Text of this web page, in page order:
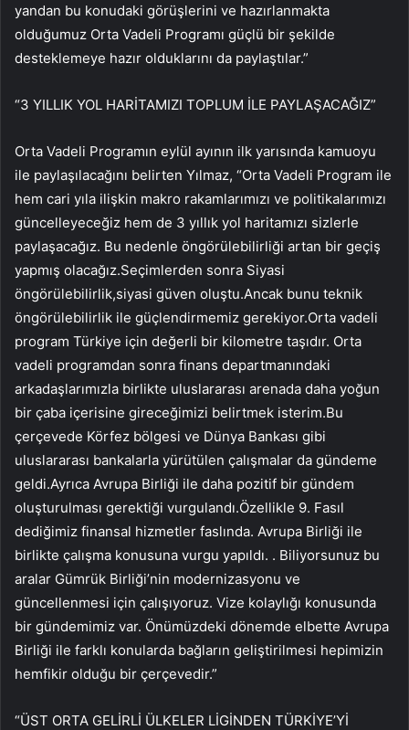
yandan bu konudaki görüşlerini ve hazırlanmakta
olduğumuz Orta Vadeli Programı güçlü bir şekilde
desteklemeye hazır olduklarını da paylaştılar.”
“3 YILLIK YOL HARİTAMIZI TOPLUM İLE PAYLAŞACAĞIZ”
Orta Vadeli Programın eylül ayının ilk yarısında kamuoyu
ile paylaşılacağını belirten Yılmaz, “Orta Vadeli Program ile
hem cari yıla ilişkin makro rakamlarımızı ve politikalarımızı
güncelleyeceğiz hem de 3 yıllık yol haritamızı sizlerle
paylaşacağız. Bu nedenle öngörülebilirliği artan bir geçiş
yapmış olacağız.Seçimlerden sonra Siyasi
öngörülebilirlik,siyasi güven oluştu.Ancak bunu teknik
öngörülebilirlik ile güçlendirmemiz gerekiyor.Orta vadeli
program Türkiye için değerli bir kilometre taşıdır. Orta
vadeli programdan sonra finans departmanındaki
arkadaşlarımızla birlikte uluslararası arenada daha yoğun
bir çaba içerisine gireceğimizi belirtmek isterim.Bu
çerçevede Körfez bölgesi ve Dünya Bankası gibi
uluslararası bankalarla yürütülen çalışmalar da gündeme
geldi.Ayrıca Avrupa Birliği ile daha pozitif bir gündem
oluşturulması gerektiği vurgulandı.Özellikle 9. Fasıl
dediğimiz finansal hizmetler faslında. Avrupa Birliği ile
birlikte çalışma konusuna vurgu yapıldı. . Biliyorsunuz bu
aralar Gümrük Birliği’nin modernizasyonu ve
güncellenmesi için çalışıyoruz. Vize kolaylığı konusunda
bir gündemimiz var. Önümüzdeki dönemde elbette Avrupa
Birliği ile farklı konularda bağların geliştirilmesi hepimizin
hemfikir olduğu bir çerçevedir.”
“ÜST ORTA GELİRLİ ÜLKELER LİGİNDEN TÜRKİYE’Yİ